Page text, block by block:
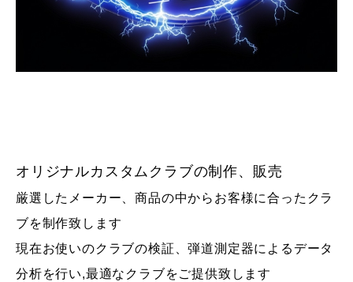
オリジナルカスタムクラブの制作、販売
厳選したメーカー、商品の中からお客様に合ったクラ
ブを制作致します
現在お使いのクラブの検証、弾道測定器によるデータ
分析を行い,最適なクラブをご提供致します